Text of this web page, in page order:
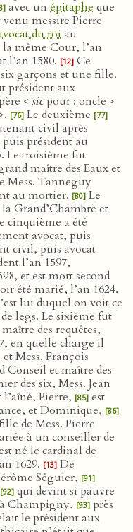
avec un épitaphe que
messire Pierre
du roi au
même Cour, l’an
l’an 1580. [12] Ce
garçons et une fille.
président aux
< sicpour : oncle >
[76] Le deuxième [77]
civil après
puis président au
Le troisième fut
maître des Eaux et
Mess. Tanneguy
au mortier. [80] Le
Grand’Chambre et
cinquième a été
avocat, puis
civil, puis avocat
l’an 1597,
et est mort second
été marié, l’an 1624.
lui duquel on voit ce
legs. Le sixième fut
des requêtes,
en quelle charge il
Mess. François
Conseil et maître des
des six, Mess. Jean
Pierre, [85] est
et Dominique, [86]
de Mess. Pierre
à un conseiller de
né le cardinal de
1629. [13] De
Séguier, [91]
[92] qui devint si pauvre
Champigny, [93] près
le président aux